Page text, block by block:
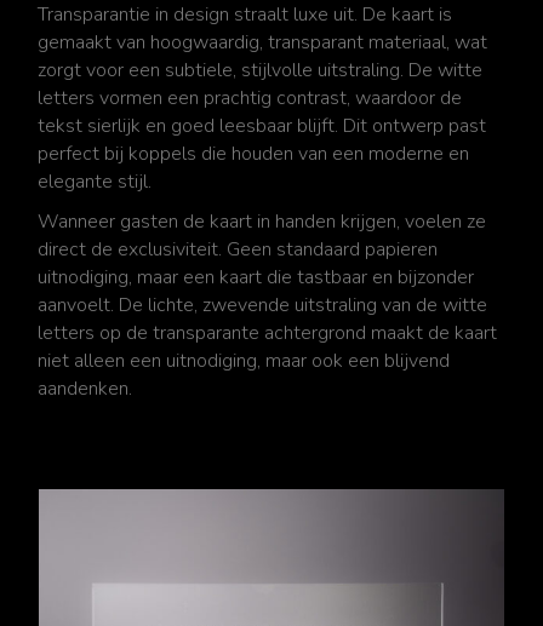
Transparantie in design straalt luxe uit. De kaart is
gemaakt van hoogwaardig, transparant materiaal, wat
zorgt voor een subtiele, stijlvolle uitstraling. De witte
letters vormen een prachtig contrast, waardoor de
tekst sierlijk en goed leesbaar blijft. Dit ontwerp past
perfect bij koppels die houden van een moderne en
elegante stijl.
Wanneer gasten de kaart in handen krijgen, voelen ze
direct de exclusiviteit. Geen standaard papieren
uitnodiging, maar een kaart die tastbaar en bijzonder
aanvoelt. De lichte, zwevende uitstraling van de witte
letters op de transparante achtergrond maakt de kaart
niet alleen een uitnodiging, maar ook een blijvend
aandenken.